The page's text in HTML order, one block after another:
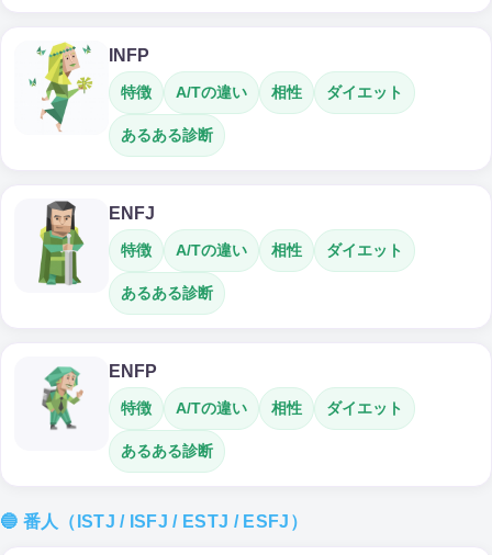
INFP
特徴 A/Tの違い 相性 ダイエット
あるある診断
ENFJ
特徴 A/Tの違い 相性 ダイエット
あるある診断
ENFP
特徴 A/Tの違い 相性 ダイエット
あるある診断
🔵 番人（ISTJ / ISFJ / ESTJ / ESFJ）